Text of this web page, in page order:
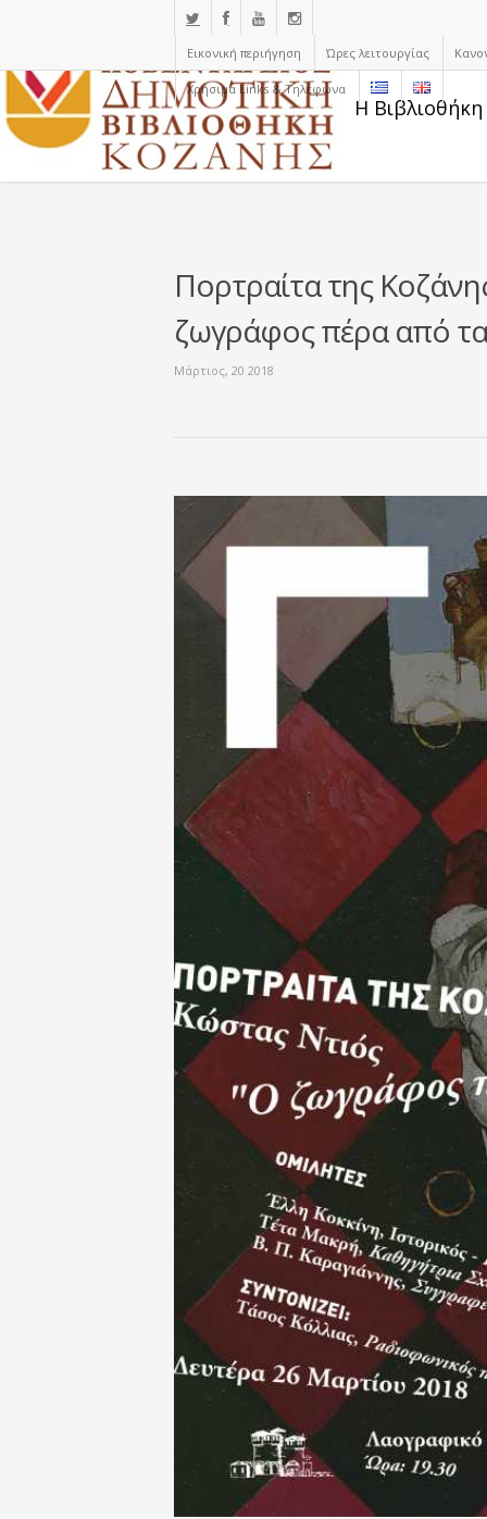
Εικονική περιήγηση Ώρες λειτουργίας
Χρήσιμα Links & Τηλέφωνα
Η
Πορτραίτα της
ζωγράφος πέρα από
Μάρτιος, 20 2018